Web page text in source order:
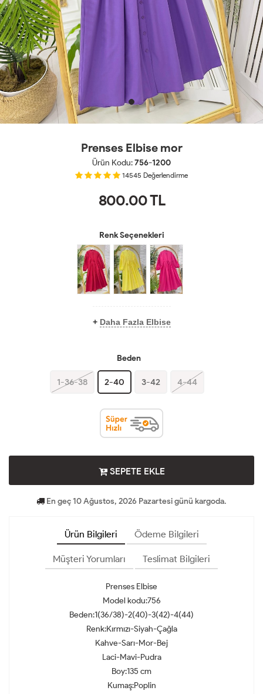
Prenses Elbise mor
Ürün Kodu:756-1200
14545 Değerlendirme
800.00TL
Renk Seçenekleri
+ Daha Fazla Elbise
Beden
1-36-38 2-40 3-42 4-44
SEPETE EKLE
En geç 10 Ağustos, 2026 Pazartesi günü kargoda.
Ürün Bilgileri Ödeme Bilgileri
Müşteri Yorumları Teslimat Bilgileri
Prenses Elbise
Model kodu:756
Beden:1(36/38)-2(40)-3(42)-4(44)
Renk:Kırmızı-Siyah-Çağla
Kahve-Sarı-Mor-Bej
Laci-Mavi-Pudra
Boy:135 cm
Kumaş:Poplin